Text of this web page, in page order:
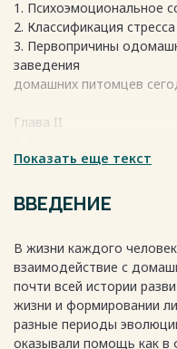
1. Психоэмоциональное
2. Классификация
3. Первопричины
заведения
домашних питомцев
Глава II
изменение при
2. Проведение среди
влияют домашние
3. Заключение 17
4. Используемая
5. Приложения
Весь текст будет
Показать еще текст
ВВЕДЕНИЕ
В жизни каждого
взаимодействие с
почти всей истории
жизни и формировании
разные периоды
оказывали помощь как в